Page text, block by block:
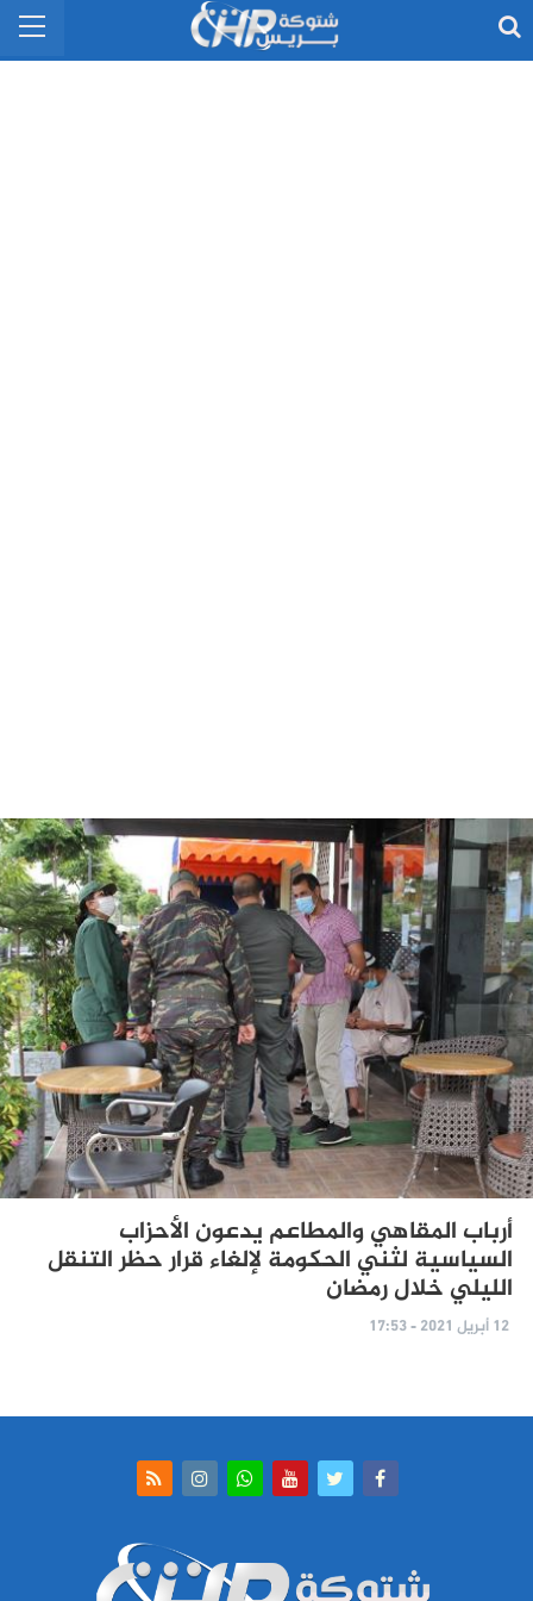
أرباب المقاهي والمطاعم يدعون الأحزاب
السياسية لثني الحكومة لإلغاء قرار حظر التنقل
الليلي خلال رمضان
12 أبريل 2021 - 17:53